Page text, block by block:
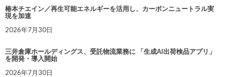
椿本チエイン／再生可能エネルギーを活用し、カーボンニュートラル実
現を加速
2026年7月30日
三井倉庫ホールディングス、受託物流業務に 「生成AI出荷検品アプリ」
を開発・導入開始
2026年7月30日